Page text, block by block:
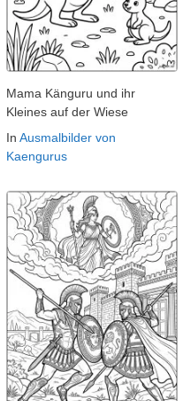
Mama Känguru und ihr
Kleines auf der Wiese
In Ausmalbilder von
Kaengurus